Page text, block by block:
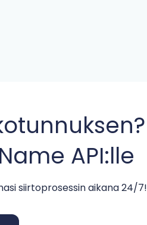
API:lle
siirtoprosessin aikana 24/7!